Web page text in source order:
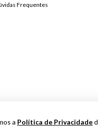
a Política de Privacidade
Frequentes